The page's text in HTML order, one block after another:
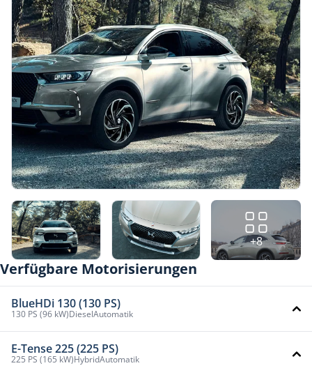
+8
Verfügbare Motorisierungen
BlueHDi 130 (130 PS)
130 PS (96 kW)DieselAutomatik
E-Tense 225 (225 PS)
225 PS (165 kW)HybridAutomatik